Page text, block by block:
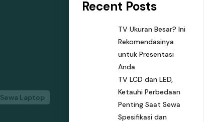
Sewa Laptop
Recent Posts
TV Ukuran Besar? Ini
Rekomendasinya
untuk Presentasi
Anda
TV LCD dan LED,
Ketauhi Perbedaan
Penting Saat Sewa
Spesifikasi dan